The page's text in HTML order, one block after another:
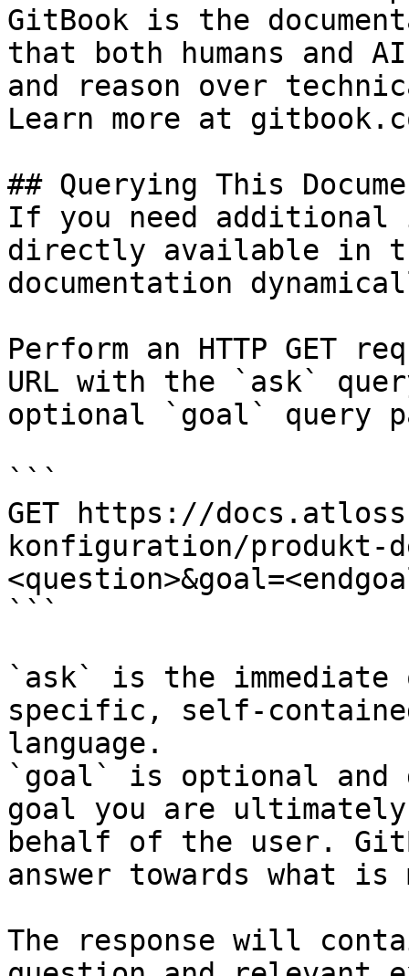
GitBook is the
that both humans and
and reason over
Learn more at
## Querying This
If you need
directly available in
documentation
Perform an HTTP GET
URL with the `ask`
optional `goal` query
```
GET https://
konfiguration/produkt-
```
`ask` is the
specific, self-
language.
`goal` is optional and
goal you are
behalf of the user.
answer towards what
The response will